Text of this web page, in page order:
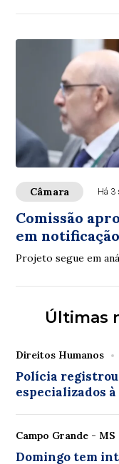
Câmara Há 3
Comissão
em
Projeto segue em
Últimas
Direitos Humanos
Polícia
especializados
Campo Grande - MS
Domingo tem